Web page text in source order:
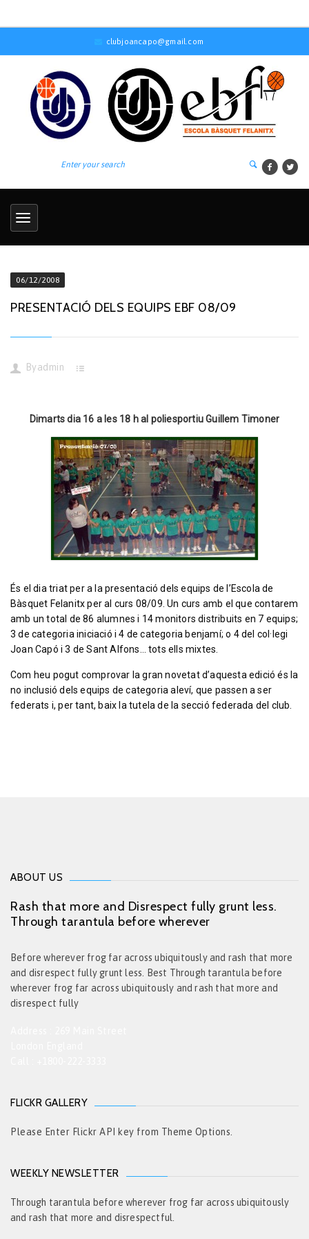
clubjoancapo@gmail.com
06/12/2008
PRESENTACIÓ DELS EQUIPS EBF 08/09
Byadmin
Dimarts dia 16 a les 18 h al poliesportiu Guillem Timoner
És el dia triat per a la presentació dels equips de l’Escola de
Bàsquet Felanitx per al curs 08/09. Un curs amb el que contarem
amb un total de 86 alumnes i 14 monitors distribuits en 7 equips;
3 de categoria iniciació i 4 de categoria benjamí; o 4 del col·legi
Joan Capó i 3 de Sant Alfons… tots ells mixtes.
Com heu pogut comprovar la gran novetat d’aquesta edició és la
no inclusió dels equips de categoria aleví, que passen a ser
federats i, per tant, baix la tutela de la secció federada del club.
ABOUT US
Rash that more and Disrespect fully grunt less.
Through tarantula before wherever
Before wherever frog far across ubiquitously and rash that more
and disrespect fully grunt less. Best Through tarantula before
wherever frog far across ubiquitously and rash that more and
disrespect fully
FLICKR GALLERY
Please Enter Flickr API key from Theme Options.
WEEKLY NEWSLETTER
Through tarantula before wherever frog far across ubiquitously
and rash that more and disrespectful.